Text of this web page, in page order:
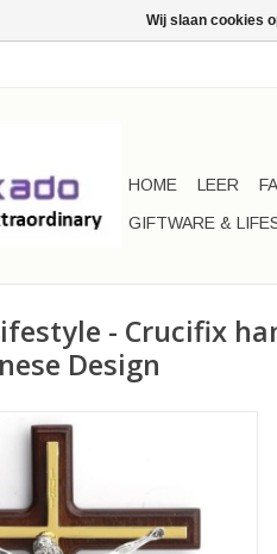
HOME LEER
GIFTWARE &
- Crucifix
Design
Wij slaan cookies